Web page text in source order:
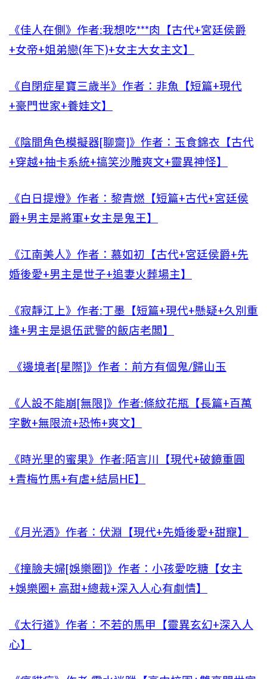
《佳人在側》作者:我想吃***肉【古代+宮廷侯爵
+女帝+姐弟戀(年下)+女主大女主文】
《自閉症星寶三歲半》作者：非魚【短篇+現代
+豪門世家+養娃文】
《陰間角色模擬器[聊齋]》作者：玉食錦衣【古代
+穿越+抽卡系統+搞笑沙雕爽文+靈異神怪】
《白日提燈》作者：黎青燃【短篇+古代+宮廷侯
爵+男主是將軍+女主是鬼王】
《江南美人》作者：慕如初【古代+宮廷侯爵+先
婚後愛+男主是世子+追妻火葬場主】
《寂靜江上》作者:丁墨【短篇+現代+懸疑+久別重
逢+男主是退伍武警的飯店老闆】
《邊境者[星際]》作者：前方有個鬼/歸山玉
《人設不能崩[無限]》作者:條紋花瓶【長篇+百萬
字數+無限流+恐怖+爽文】
《時光里的蜜果》作者:陌言川【現代+破鏡重圓
+青梅竹馬+有虐+結局HE】
《月光酒》作者：伏淵【現代+先婚後愛+甜寵】
《撞臉夫婦[娛樂圈]》作者：小孩愛吃糖【女主
+娛樂圈+ 高甜+總裁+深入人心有劇情】
《太行道》作者：不若的馬甲【靈異玄幻+深入人
心】